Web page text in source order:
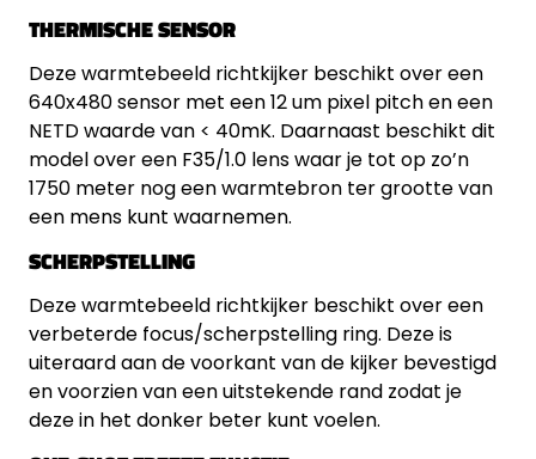
THERMISCHE SENSOR
Deze warmtebeeld richtkijker beschikt over een
640x480 sensor met een 12 um pixel pitch en een
NETD waarde van < 40mK. Daarnaast beschikt dit
model over een F35/1.0 lens waar je tot op zo’n
1750 meter nog een warmtebron ter grootte van
een mens kunt waarnemen.
SCHERPSTELLING
Deze warmtebeeld richtkijker beschikt over een
verbeterde focus/scherpstelling ring. Deze is
uiteraard aan de voorkant van de kijker bevestigd
en voorzien van een uitstekende rand zodat je
deze in het donker beter kunt voelen.